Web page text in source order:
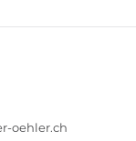
oehler.ch